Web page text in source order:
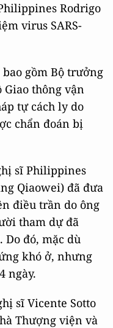
Rodrigo
virus SARS-
gồm Bộ trưởng
Giao thông vận
tự cách ly do
chẩn đoán bị
sĩ Philippines
Qiaowei) đã đưa
điều trần do ông
tham dự đã
Do đó, mặc dù
khó ở, nhưng
ngày.
sĩ Vicente Sotto
Thượng viện và